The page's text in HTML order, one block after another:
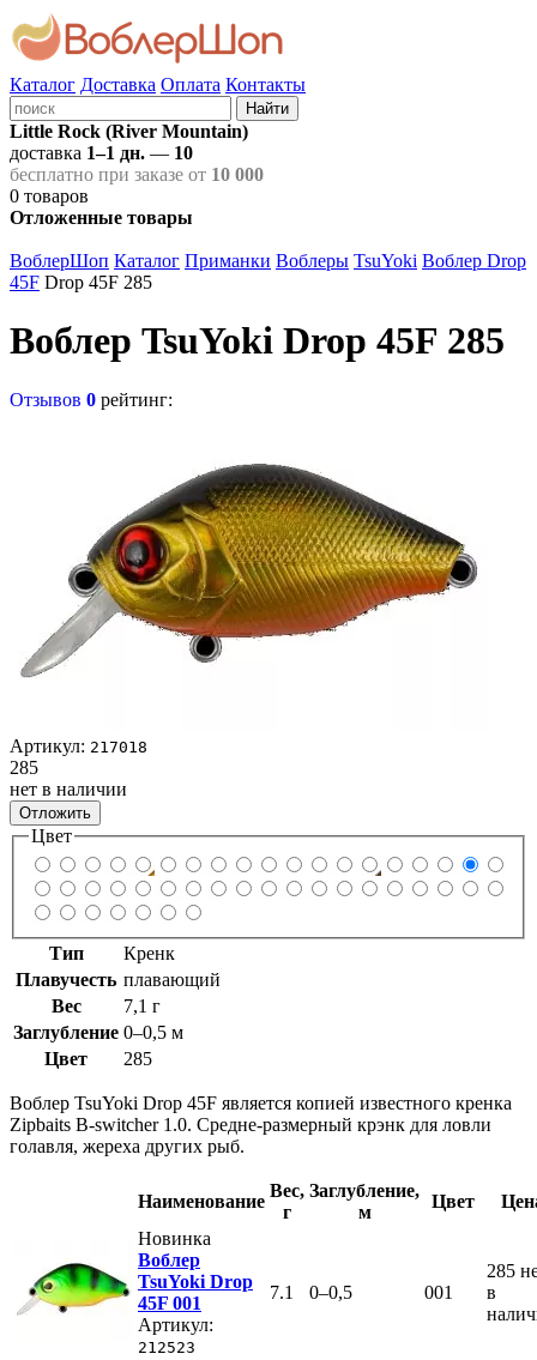
Каталог Доставка Оплата Контакты
Найти
Little Rock (River Mountain)
доставка 1–1 дн. — 10
бесплатно при заказе от 10 000
0 товаров
Отложенные товары
ВоблерШоп Каталог Приманки Воблеры TsuYoki Воблер Drop
45F Drop 45F 285
Воблер TsuYoki Drop 45F 285
Отзывов 0 рейтинг:
Артикул: 217018
285
нет в наличии
Отложить
Цвет
Тип
Кренк
Плавучесть плавающий
Вес
7,1 г
Заглубление 0–0,5 м
Цвет
285
Воблер TsuYoki Drop 45F является копией известного кренка
Zipbaits B-switcher 1.0. Средне-размерный крэнк для ловли
голавля, жереха других рыб.
Наименование
Вес,
г
Заглубление,
м
Цвет
Новинка
Воблер
TsuYoki Drop
45F 001
Артикул:
212523
7.1 0–0,5 001
285
в